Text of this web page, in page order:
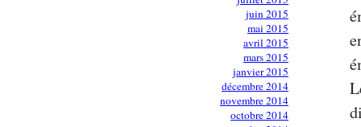
juin 2015
mai 2015
avril 2015
mars 2015
janvier 2015
décembre 2014
novembre 2014
octobre 2014